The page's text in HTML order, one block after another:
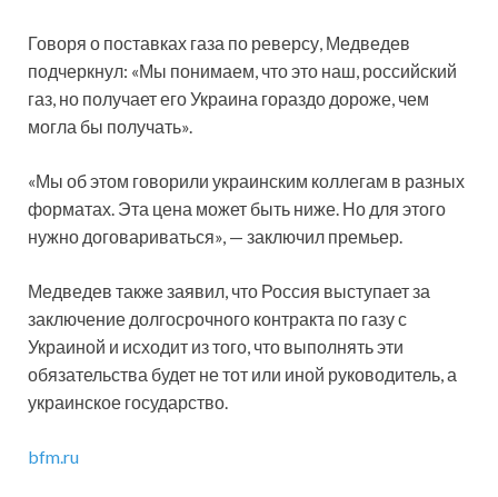
Говоря о поставках газа по реверсу, Медведев
подчеркнул: «Мы понимаем, что это наш, российский
газ, но получает его Украина гораздо дороже, чем
могла бы получать».
«Мы об этом говорили украинским коллегам в разных
форматах. Эта цена может быть ниже. Но для этого
нужно договариваться», — заключил премьер.
Медведев также заявил, что Россия выступает за
заключение долгосрочного контракта по газу с
Украиной и исходит из того, что выполнять эти
обязательства будет не тот или иной руководитель, а
украинское государство.
bfm.ru